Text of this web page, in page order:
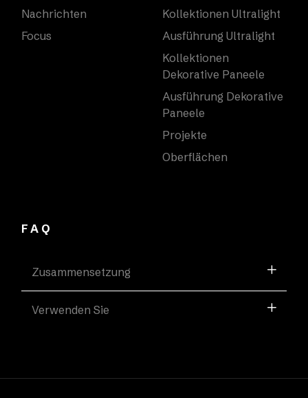
Nachrichten
Focus
Kollektionen Ultralight
Ausführung Ultralight
Kollektionen
Dekorative Paneele
Ausführung Dekorative
Paneele
Projekte
Oberflächen
FAQ
Zusammensetzung
Verwenden Sie